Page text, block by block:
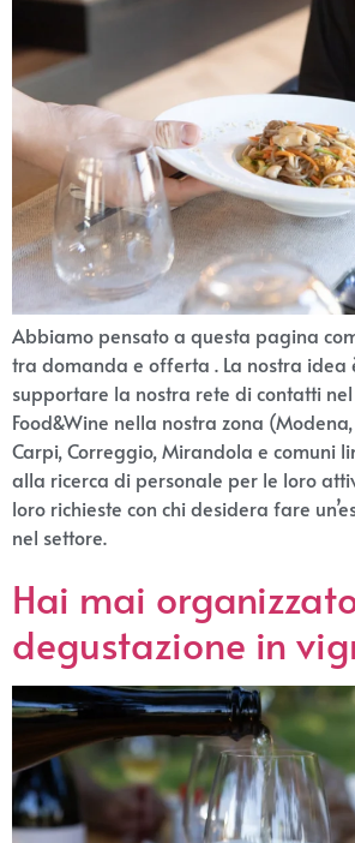
Abbiamo pensato a questa pagina
tra domanda e offerta . La nostra idea
supportare la nostra rete di contatti
Food&Wine nella nostra zona
Carpi, Correggio, Mirandola e comuni
alla ricerca di personale per le loro
loro richieste con chi desidera fare
nel settore.
Hai mai
degustazione in